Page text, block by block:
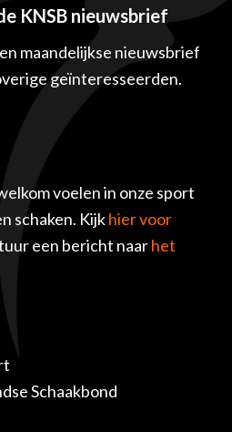
KNSB nieuwsbrief
maandelijkse nieuwsbrief
geïnteresseerden.
voelen in onze sport
schaken. Kijkhier voor
een bericht naarhet
Schaakbond